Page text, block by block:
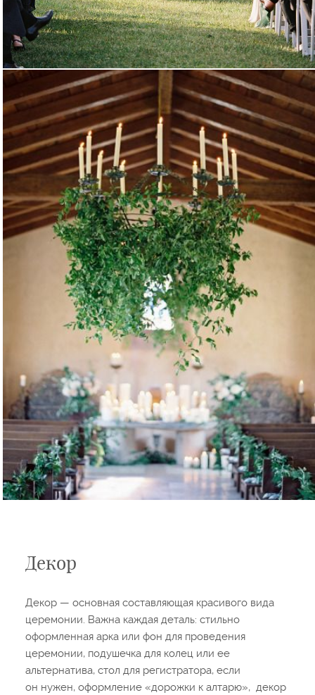
Декор
Декор — основная составляющая красивого вида
церемонии. Важна каждая деталь: стильно
оформленная арка или фон для проведения
церемонии, подушечка для колец или ее
альтернатива, стол для регистратора, если
он нужен, оформление «дорожки к алтарю», декор